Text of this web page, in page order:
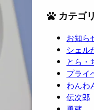
カテゴ
お知ら
シェル
とら・
プライ
わんわ
伝次郎